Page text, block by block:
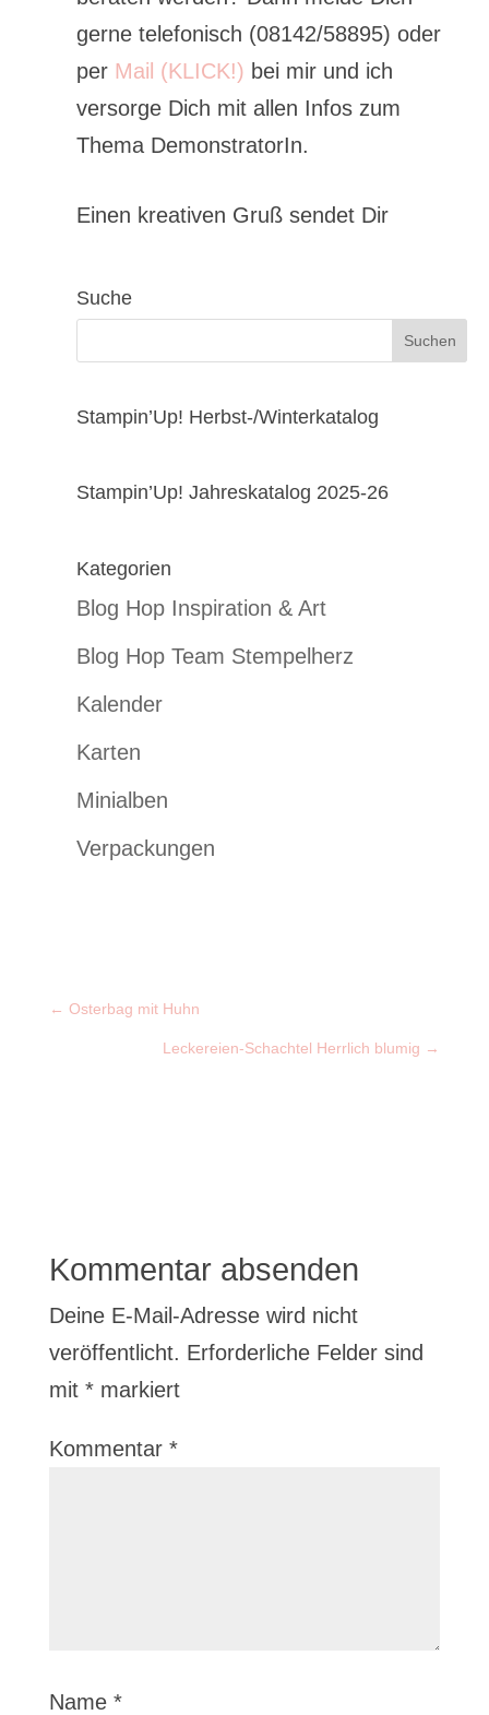
gerne telefonisch (08142/58895) oder
per Mail (KLICK!) bei mir und ich
versorge Dich mit allen Infos zum
Thema DemonstratorIn.
Einen kreativen Gruß sendet Dir
Suche
Stampin’Up! Herbst-/Winterkatalog
Stampin’Up! Jahreskatalog 2025-26
Kategorien
Blog Hop Inspiration & Art
Blog Hop Team Stempelherz
Kalender
Karten
Minialben
Verpackungen
← Osterbag mit Huhn
Leckereien-Schachtel Herrlich blumig →
Kommentar absenden
Deine E-Mail-Adresse wird nicht
veröffentlicht. Erforderliche Felder sind
mit *markiert
Kommentar *
Name *